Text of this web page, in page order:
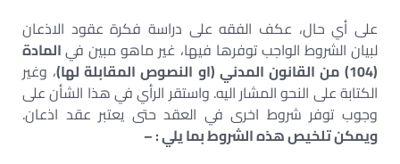
على أي حال، عكف الفقه على دراسة فكرة عقود الاذعان
لبيان الشروط الواجب توفرها فيها، غير ماهو مبين فيالمادة
(104) من القانون المدني (او النصوص المقابلة لها)
، وغير
الكتابة على النحو المشار اليه. واستقر الرأي في هذا الشأن على
وجوب توفر شروط اخرى في العقد حتى يعتبر عقد اذعان.
ويمكن تلخيص هذه الشروط بما يلي : –